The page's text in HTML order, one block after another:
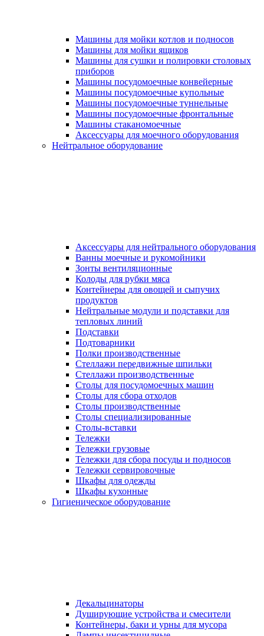
Машины для мойки котлов и подносов
Машины для мойки ящиков
Машины для сушки и полировки столовых
приборов
Машины посудомоечные конвейерные
Машины посудомоечные купольные
Машины посудомоечные туннельные
Машины посудомоечные фронтальные
Машины стаканомоечные
Аксессуары для моечного оборудования
Нейтральное оборудование
Аксессуары для нейтрального оборудования
Ванны моечные и рукомойники
Зонты вентиляционные
Колоды для рубки мяса
Контейнеры для овощей и сыпучих
продуктов
Нейтральные модули и подставки для
тепловых линий
Подставки
Подтоварники
Полки производственные
Стеллажи передвижные шпильки
Стеллажи производственные
Столы для посудомоечных машин
Столы для сбора отходов
Столы производственные
Столы специализированные
Столы-вставки
Тележки
Тележки грузовые
Тележки для сбора посуды и подносов
Тележки сервировочные
Шкафы для одежды
Шкафы кухонные
Гигиеническое оборудование
Декальцинаторы
Душирующие устройства и смесители
Контейнеры, баки и урны для мусора